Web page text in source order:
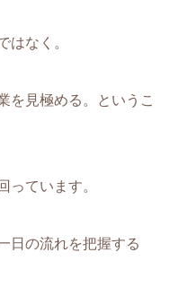
はなく。
を見極める。というこ
っています。
日の流れを把握する